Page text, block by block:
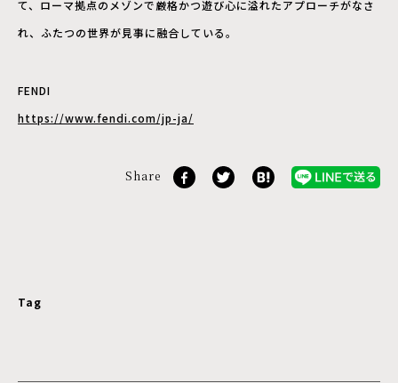
て、ローマ拠点のメゾンで厳格かつ遊び心に溢れたアプローチがなさ
れ、ふたつの世界が見事に融合している。
FENDI
https://www.fendi.com/jp-ja/
Share
Tag